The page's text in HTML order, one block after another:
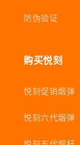
防伪验证
购买悦刻
悦刻促销烟弹
悦刻六代烟弹